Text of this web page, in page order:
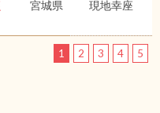
宮城県 現地幸座
1 2 3 4 5